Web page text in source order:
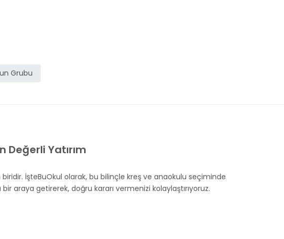
Grubu
Değerli Yatırım
İşteBuOkul olarak, bu bilinçle kreş ve anaokulu seçiminde
araya getirerek, doğru kararı vermenizi kolaylaştırıyoruz.